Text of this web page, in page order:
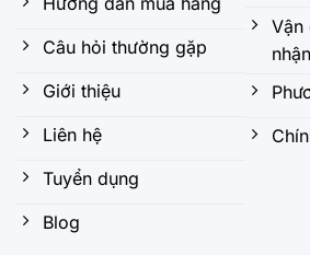
Câu hỏi thường gặp
Giới thiệu
Liên hệ
Tuyển dụng
Blog
Vận
nhận